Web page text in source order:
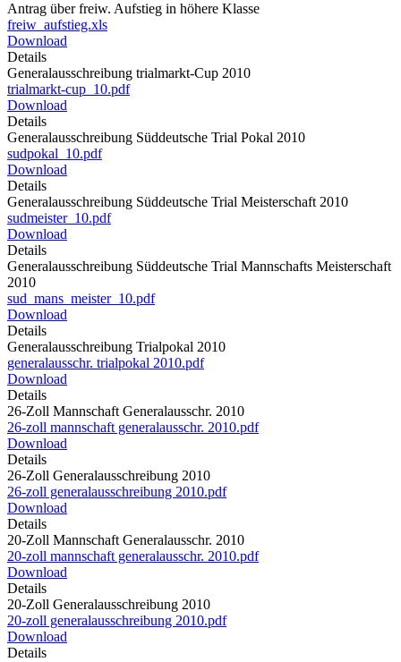
Antrag über freiw. Aufstieg in höhere Klasse
freiw_aufstieg.xls
Download
Details
Generalausschreibung trialmarkt-Cup 2010
trialmarkt-cup_10.pdf
Download
Details
Generalausschreibung Süddeutsche Trial Pokal 2010
sudpokal_10.pdf
Download
Details
Generalausschreibung Süddeutsche Trial Meisterschaft 2010
sudmeister_10.pdf
Download
Details
Generalausschreibung Süddeutsche Trial Mannschafts Meisterschaft
2010
sud_mans_meister_10.pdf
Download
Details
Generalausschreibung Trialpokal 2010
generalausschr. trialpokal 2010.pdf
Download
Details
26-Zoll Mannschaft Generalausschr. 2010
26-zoll mannschaft generalausschr. 2010.pdf
Download
Details
26-Zoll Generalausschreibung 2010
26-zoll generalausschreibung 2010.pdf
Download
Details
20-Zoll Mannschaft Generalausschr. 2010
20-zoll mannschaft generalausschr. 2010.pdf
Download
Details
20-Zoll Generalausschreibung 2010
20-zoll generalausschreibung 2010.pdf
Download
Details